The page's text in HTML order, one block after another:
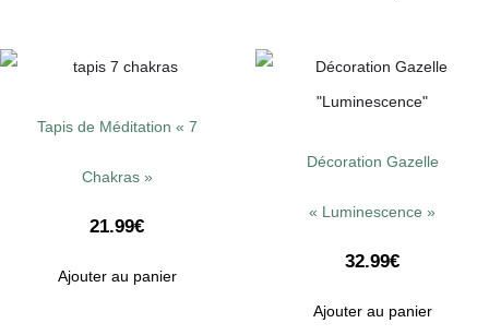
Tapis de Méditation « 7
Chakras »
21.99€
Ajouter au panier
Décoration Gazelle
« Luminescence »
32.99€
Ajouter au panier